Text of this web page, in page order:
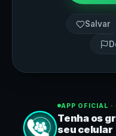
Salvar
APP OFICIAL ·
Tenha os
seu celular